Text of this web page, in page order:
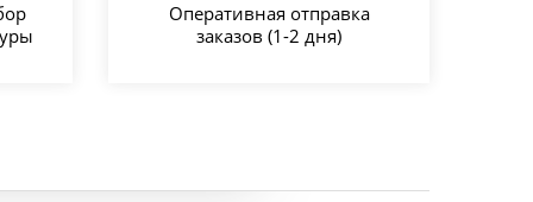
Оперативная отправка
заказов (1-2 дня)